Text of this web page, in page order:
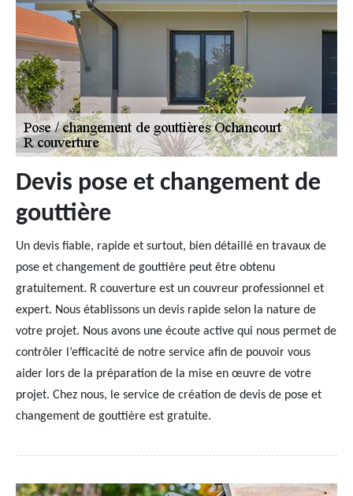
Devis pose et changement de
gouttière
Un devis fiable, rapide et surtout, bien détaillé en travaux de
pose et changement de gouttière peut être obtenu
gratuitement. R couverture est un couvreur professionnel et
expert. Nous établissons un devis rapide selon la nature de
votre projet. Nous avons une écoute active qui nous permet de
contrôler l’efficacité de notre service afin de pouvoir vous
aider lors de la préparation de la mise en œuvre de votre
projet. Chez nous, le service de création de devis de pose et
changement de gouttière est gratuite.